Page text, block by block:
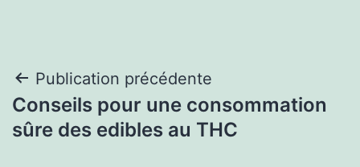
Navigation
de
Publication précédente
Conseils pour une consommation
sûre des edibles au THC